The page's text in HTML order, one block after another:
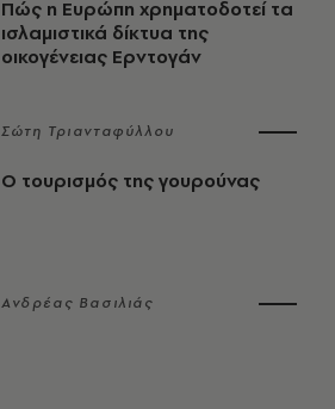
Πώς η Ευρώπη χρηματοδοτεί τα
ισλαμιστικά δίκτυα της
οικογένειας Ερντογάν
Σώτη Τριανταφύλλου
Ο τουρισμός της γουρούνας
Ανδρέας Βασιλιάς